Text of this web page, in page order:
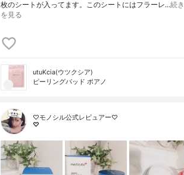
枚のシートが入ってます。このシートにはフラーレ…続き
を見る
utuKcia(ウツクシア)
ピーリングパッド ポアノ
♡モノシル公式レビュアー♡
♡